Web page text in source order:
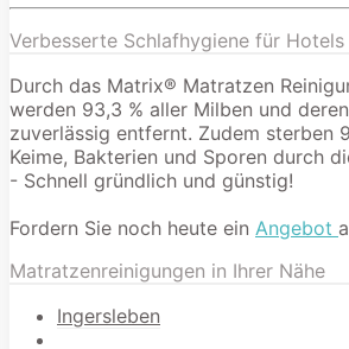
Verbesserte Schlafhygiene für Hotels
Durch das Matrix® Matratzen
werden 93,3 % aller Milben und
zuverlässig entfernt. Zudem sterben
Keime, Bakterien und Sporen durch
- Schnell gründlich und günstig!
Fordern Sie noch heute ein Angebot
Matratzenreinigungen in Ihrer Nähe
Ingersleben